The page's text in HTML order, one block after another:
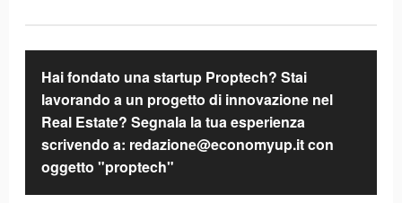
Hai fondato una startup Proptech? Stai
lavorando a un progetto di innovazione nel
Real Estate? Segnala la tua esperienza
scrivendo a: redazione@economyup.it con
oggetto "proptech"